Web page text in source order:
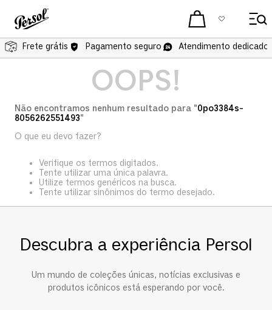
Frete grátis Pagamento seguro Atendimento dedicado
OOPS!
Não encontramos nenhum resultado para "0po3384s-
8056262551493"
O que eu devo fazer?
Verifique os termos digitados.
Tente utilizar uma única palavra.
Utilize termos genéricos na busca.
Tente utilizar sinônimos do termo desejado.
Descubra a experiência Persol
Um mundo de coleções únicas, notícias exclusivas e
produtos icônicos está esperando por você.